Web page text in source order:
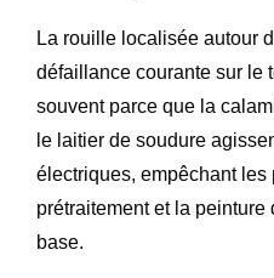
La rouille localisée autour
défaillance courante sur le
souvent parce que la
le laitier de soudure
électriques, empêchant
prétraitement et la
base.